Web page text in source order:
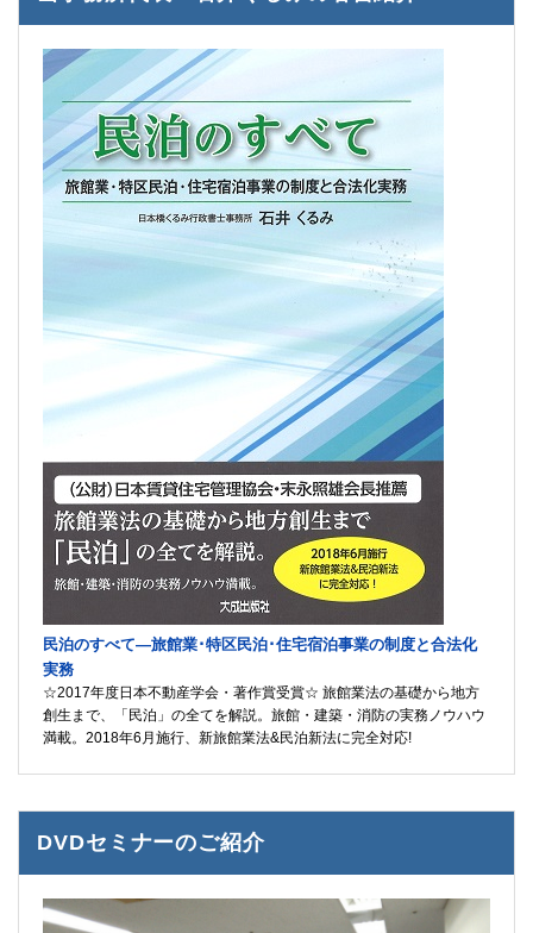
民泊のすべて―旅館業･特区民泊･住宅宿泊事業の制度と合法化
実務
☆2017年度日本不動産学会・著作賞受賞☆ 旅館業法の基礎から地方
創生まで、「民泊」の全てを解説。旅館・建築・消防の実務ノウハウ
満載。2018年6月施行、新旅館業法&民泊新法に完全対応!
DVDセミナーのご紹介